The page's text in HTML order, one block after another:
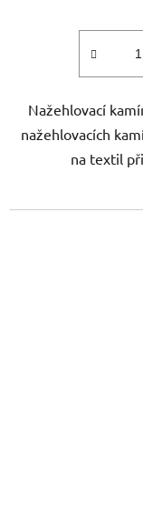
Nažehlovací
nažehlovacích
na textil